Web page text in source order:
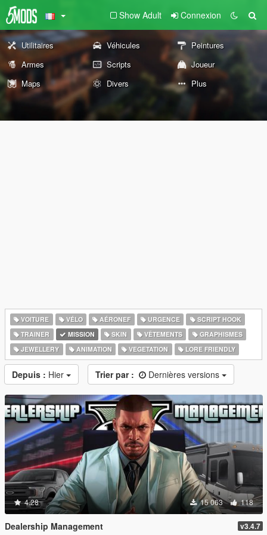
Show Adult Connexion
Utilitaires Véhicules
Peintures
Armes
Scripts
Joueur
Maps
Divers Plus
VOITURE VÉLO AÉRONEF URGENCE
SCRIPT HOOK
TRAINER
MISSION SKIN VÊTEMENTS
GRAPHISMES
JEWELLERY
ANIMATION VEGETATION LORE FRIENDLY
Depuis : Hier Trier par : Dernières versions
4.28 15 063 118
Dealership Management v3.4.7